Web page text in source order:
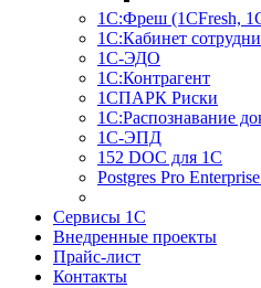
1С:Фреш (1CFresh,
1С:Кабинет
1С-ЭДО
1С:Контрагент
1СПАРК Риски
1С:Распознавание
1С-ЭПД
152 DOC для 1С
Postgres Pro
Сервисы 1С
Внедренные проекты
Прайс-лист
Контакты